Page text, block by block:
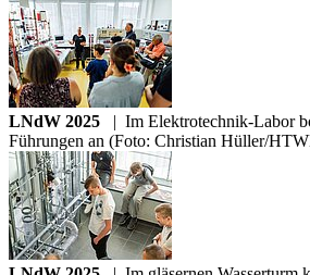
LNdW 2025 | Im Elektrotechnik-Labor
Führungen an (Foto: Christian Hüller/